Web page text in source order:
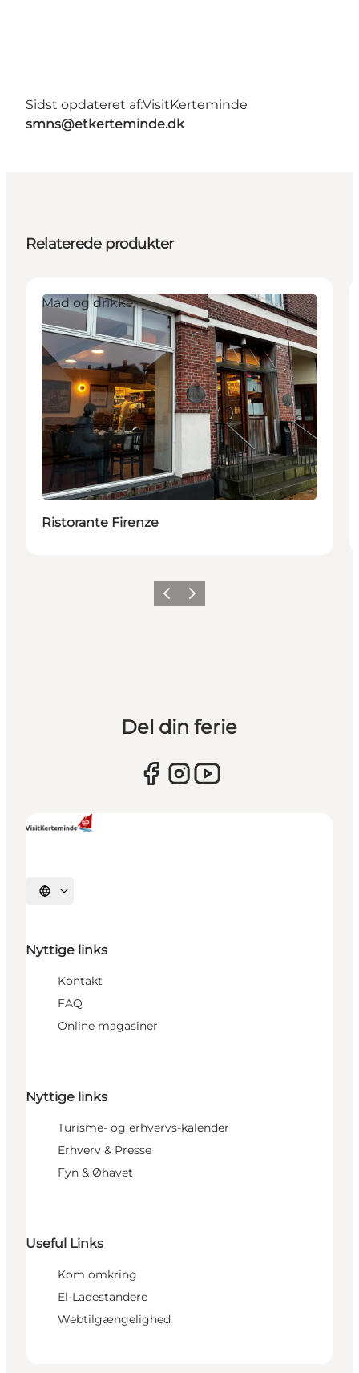
Sidst opdateret af:VisitKerteminde
smns@etkerteminde.dk
Relaterede produkter
Mad og drikke
Ristorante Firenze
ForrigeNæste
Del din ferie
Vælg sprog
Nyttige links
Kontakt
FAQ
Online magasiner
Nyttige links
Turisme- og erhvervs-kalender
Erhverv & Presse
Fyn & Øhavet
Useful Links
Kom omkring
El-Ladestandere
Webtilgængelighed